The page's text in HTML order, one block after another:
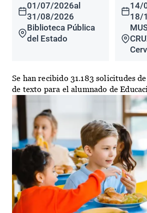
01/07/2026al
31/08/2026
Biblioteca Pública
del Estado
14/
18/
Se han recibido 31.183 solicitudes
de texto para el alumnado de